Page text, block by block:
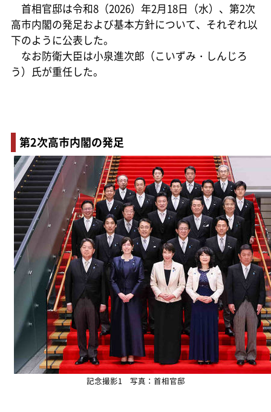
首相官邸は令和8（2026）年2月18日（水）、第2次
高市内閣の発足および基本方針について、それぞれ以
下のように公表した。
なお防衛大臣は小泉進次郎（こいずみ・しんじろ
う）氏が重任した。
第2次高市内閣の発足
記念撮影1 写真：首相官邸